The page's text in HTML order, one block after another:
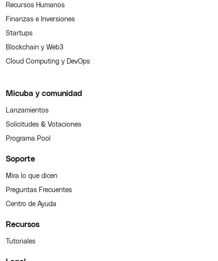
Recursos Humanos
Finanzas e Inversiones
Startups
Blockchain y Web3
Cloud Computing y DevOps
Micuba y comunidad
Lanzamientos
Solicitudes & Votaciones
Programa Pool
Soporte
Mira lo que dicen
Preguntas Frecuentes
Centro de Ayuda
Recursos
Tutoriales